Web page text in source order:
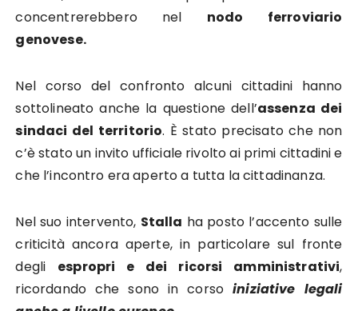
concentrerebbero nel nodo ferroviario
genovese.
Nel corso del confronto alcuni cittadini hanno
sottolineato anche la questione dell’assenza dei
sindaci del territorio. È stato precisato che non
c’è stato un invito ufficiale rivolto ai primi cittadini e
che l’incontro era aperto a tutta la cittadinanza.
Nel suo intervento, Stalla ha posto l’accento sulle
criticità ancora aperte, in particolare sul fronte
degli espropri e dei ricorsi amministrativi,
ricordando che sono in corsoiniziative legali